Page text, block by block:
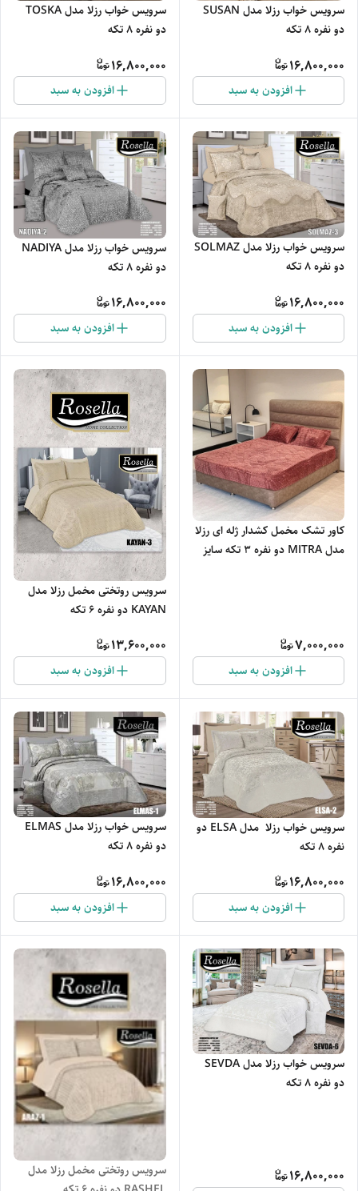
سرویس خواب رزلا مدل SUSAN
دو نفره 8 تکه
16,800,000
افزودن به سبد
سرویس خواب رزلا مدل TOSKA
دو نفره 8 تکه
16,800,000
افزودن به سبد
سرویس خواب رزلا مدل SOLMAZ
دو نفره 8 تکه
16,800,000
افزودن به سبد
سرویس خواب رزلا مدل NADIYA
دو نفره 8 تکه
16,800,000
افزودن به سبد
کاور تشک مخمل کشدار ژله ای رزلا
مدل MITRA دو نفره 3 تکه سایز
7,000,000
افزودن به سبد
سرویس روتختی مخمل رزلا مدل
KAYAN دو نفره 6 تکه
13,600,000
افزودن به سبد
سرویس خواب رزلا مدل ELSA دو
نفره 8 تکه
16,800,000
افزودن به سبد
سرویس خواب رزلا مدل ELMAS
دو نفره 8 تکه
16,800,000
افزودن به سبد
سرویس خواب رزلا مدل SEVDA
دو نفره 8 تکه
16,800,000
سرویس روتختی مخمل رزلا مدل